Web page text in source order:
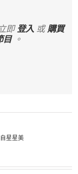
即登入 或購買
目 。
星星美